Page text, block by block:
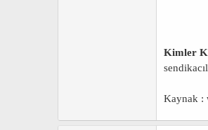
Kimler
Kaynak :